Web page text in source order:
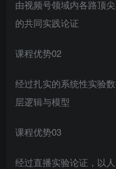
由视频号领域内各路顶
的共同实践论证
课程优势02
经过扎实的系统性实验
层逻辑与模型
课程优势03
经过直播实验论证，以